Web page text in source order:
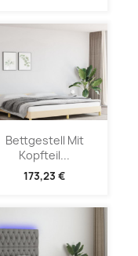
Bettgestell Mit
Kopfteil...
173,23 €